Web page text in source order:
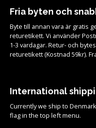
Fria byten och
Byte till annan vara är gratis
returetikett. Vi använder
1-3 vardagar. Retur- och
returetikett (Kostnad 59kr).
International
Currently we ship to
flag in the top left menu.